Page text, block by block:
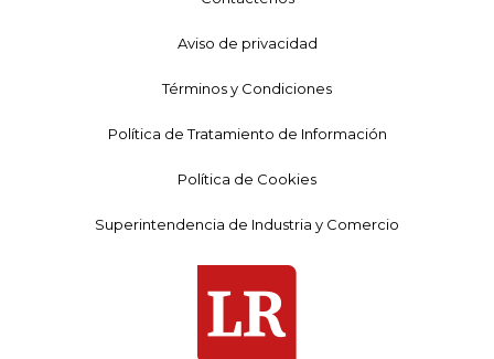
Aviso de privacidad
Términos y Condiciones
Política de Tratamiento de Información
Política de Cookies
Superintendencia de Industria y Comercio